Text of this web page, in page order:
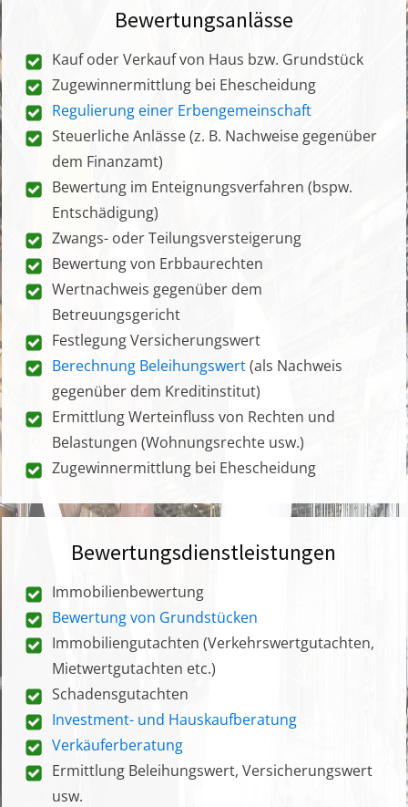
Bewertungsanlässe
Kauf oder Verkauf von Haus bzw. Grundstück
Zugewinnermittlung bei Ehescheidung
Regulierung einer Erbengemeinschaft
Steuerliche Anlässe (z. B. Nachweise gegenüber
dem Finanzamt)
Bewertung im Enteignungsverfahren (bspw.
Entschädigung)
Zwangs- oder Teilungsversteigerung
Bewertung von Erbbaurechten
Wertnachweis gegenüber dem
Betreuungsgericht
Festlegung Versicherungswert
Berechnung Beleihungswert(als Nachweis
gegenüber dem Kreditinstitut)
Ermittlung Werteinfluss von Rechten und
Belastungen (Wohnungsrechte usw.)
Zugewinnermittlung bei Ehescheidung
Bewertungsdienstleistungen
Immobilienbewertung
Bewertung von Grundstücken
Immobiliengutachten (Verkehrswertgutachten,
Mietwertgutachten etc.)
Schadensgutachten
Investment- und Hauskaufberatung
Verkäuferberatung
Ermittlung Beleihungswert, Versicherungswert
usw.